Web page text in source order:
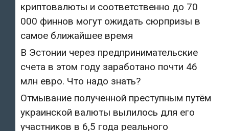
криптовалюты и соответственно до 70
000 финнов могут ожидать сюрпризы в
самое ближайшее время
В Эстонии через предпринимательские
счета в этом году заработано почти 46
млн евро. Что надо знать?
Отмывание полученной преступным путём
украинской валюты вылилось для его
участников в 6,5 года реального